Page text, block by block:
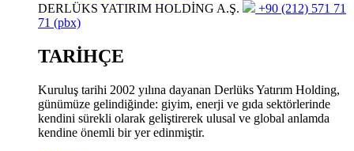
DERLÜKS YATIRIM HOLDİNG A.Ş.
+90 (212) 571 71
71 (pbx)
TARİHÇE
Kuruluş tarihi 2002 yılına dayanan Derlüks Yatırım Holding,
günümüze gelindiğinde: giyim, enerji ve gıda sektörlerinde
kendini sürekli olarak geliştirerek ulusal ve global anlamda
kendine önemli bir yer edinmiştir.